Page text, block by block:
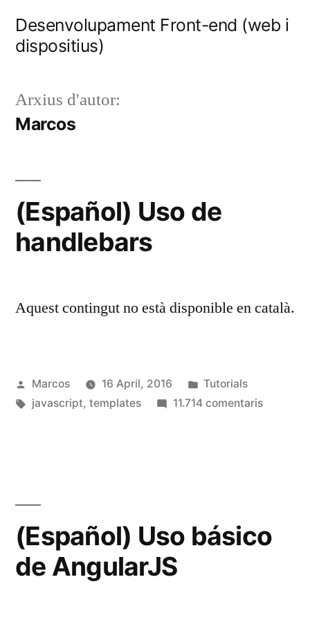
Desenvolupament Front-end (web i
dispositius)
Arxius d'autor:
Marcos
(Español) Uso de
handlebars
Aquest contingut no està disponible en català.
Publicat
per
Marcos 16 April, 2016
Publicat
en
Tutorials
Etiquetes:
javascript, templates 11.714 comentarisa
(Español) Uso básico
de AngularJS